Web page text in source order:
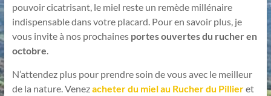
pouvoir cicatrisant, le miel reste un remède millénaire
indispensable dans votre placard. Pour en savoir plus, je
vous invite à nos prochaines portes ouvertes du rucher en
octobre.
N’attendez plus pour prendre soin de vous avec le meilleur
de la nature. Venezacheter du miel au Rucher du Pillieret